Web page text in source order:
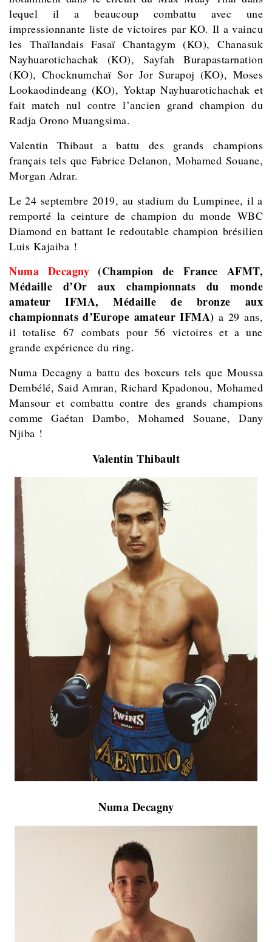
lequel il a beaucoup combattu avec une
impressionnante liste de victoires par KO. Il a vaincu
les Thaïlandais Fasaï Chantagym (KO), Chanasuk
Nayhuarotichachak (KO), Sayfah Burapastarnation
(KO), Chocknumchaï Sor Jor Surapoj (KO), Moses
Lookaodindeang (KO), Yoktap Nayhuarotichachak et
fait match nul contre l’ancien grand champion du
Radja Orono Muangsima.
Valentin Thibaut a battu des grands champions
français tels que Fabrice Delanon, Mohamed Souane,
Morgan Adrar.
Le 24 septembre 2019, au stadium du Lumpinee, il a
remporté la ceinture de champion du monde WBC
Diamond en battant le redoutable champion brésilien
Luis Kajaiba !
Numa Decagny (Champion de France AFMT,
Médaille d’Or aux championnats du monde
amateur IFMA, Médaille de bronze aux
championnats d’Europe amateur IFMA) a 29 ans,
il totalise 67 combats pour 56 victoires et a une
grande expérience du ring.
Numa Decagny a battu des boxeurs tels que Moussa
Dembélé, Said Amran, Richard Kpadonou, Mohamed
Mansour et combattu contre des grands champions
comme Gaétan Dambo, Mohamed Souane, Dany
Njiba !
Valentin Thibault
Numa Decagny